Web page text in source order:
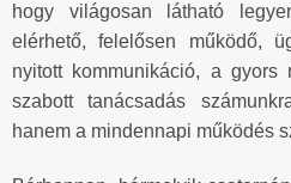
hogy világosan látható
elérhető, felelősen működő,
nyitott kommunikáció, a
szabott tanácsadás
hanem a mindennapi működés